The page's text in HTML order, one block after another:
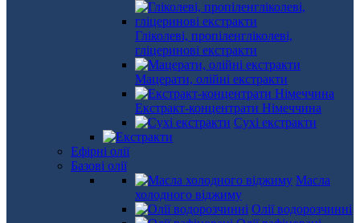
Гліколеві, пропіленгліколеві,
гліцеринові екстракти
Мацерати, олійні екстракти
Екстракт-концентрати Німеччина
Сухі екстракти
Ефірні олії
Базові олії
Масла
холодного віджиму
Олії водорозчинні